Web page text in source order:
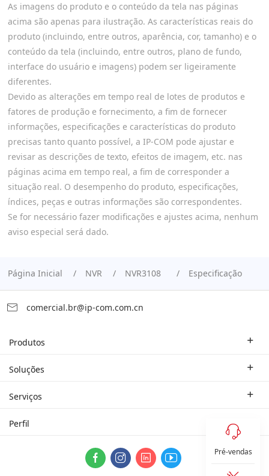
As imagens do produto e o conteúdo da tela nas páginas
acima são apenas para ilustração. As características reais do
produto (incluindo, entre outros, aparência, cor, tamanho) e o
conteúdo da tela (incluindo, entre outros, plano de fundo,
interface do usuário e imagens) podem ser ligeiramente
diferentes.
Devido as alterações em tempo real de lotes de produtos e
fatores de produção e fornecimento, a fim de fornecer
informações, especificações e características do produto
precisas tanto quanto possível, a IP-COM pode ajustar e
revisar as descrições de texto, efeitos de imagem, etc. nas
páginas acima em tempo real, a fim de corresponder a
situação real. O desempenho do produto, especificações,
índices, peças e outras informações são correspondentes.
Se for necessário fazer modificações e ajustes acima, nenhum
aviso especial será dado.
Página Inicial NVR NVR3108 Especificação
comercial.br@ip-com.com.cn
Produtos
Roteador Empresarial
Rede Doméstica
Soluções
Soluções Industriais
Serviços
Empresa do Ramo
Perfil
Pré-vendas